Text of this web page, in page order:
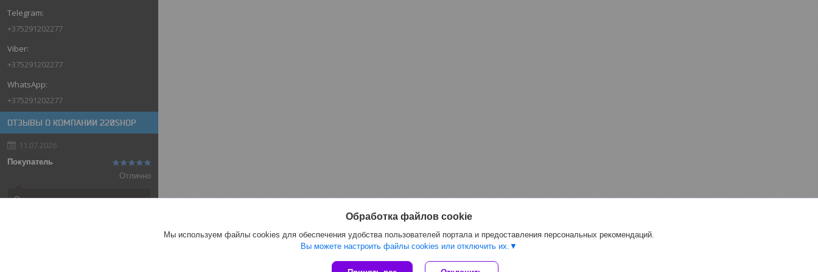
+375291202277
+375291202277
+375291202277
ОТЗЫВЫ О КОМПАНИИ 220SHOP
11.07.2026
Покупатель
Отлично
Оригинальные товары автоматов
Обработка файлов cookie
Мы используем файлы cookies для обеспечения удобства пользователей портала и предоставления персональных рекомендаций.
Вы можете настроить файлы cookies или отключить их.